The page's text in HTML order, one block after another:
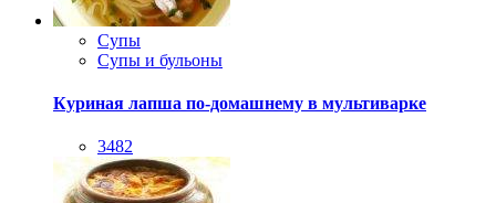
Супы
Супы и бульоны
Куриная лапша по-домашнему в мультиварке
3482